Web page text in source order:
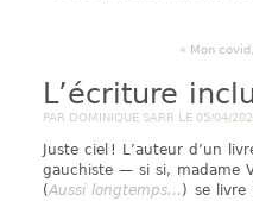
« Mon
L’écriture
PAR DOMINIQUE SARR LE 05/04/
Juste ciel ! L’auteur d’un
gauchiste — si si, madame
(Aussi longtemps… ) se livre